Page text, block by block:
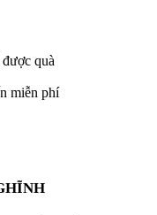
quà
miễn phí